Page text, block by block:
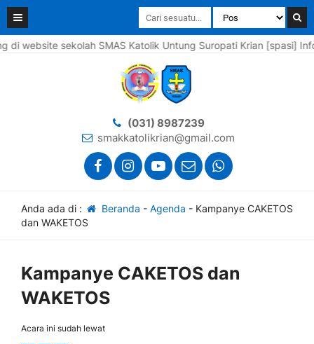
sekolah SMAS Katolik Untung Suropati Krian [spasi] Info
(031) 8987239
smakkatolikrian@gmail.com
Anda ada di : Beranda - Agenda - Kampanye CAKETOS
dan WAKETOS
Kampanye CAKETOS dan
WAKETOS
Acara ini sudah lewat